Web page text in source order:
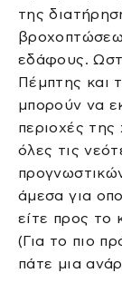
της
εδάφους.
Πέμπτης και
μπορούν να
περιοχές
όλες τις
άμεσα για
είτε προς το
(Για το πιο
πάτε μια